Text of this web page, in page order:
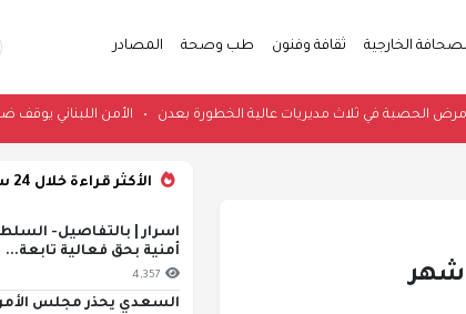
الخارجية ثقافة وفنون طب وصحة المصادر
ضد مرض الحصبة في ثلاث مديريات عالية الخطورة بعدن•الأمن
الأكثر قراءة خلال 24 ساعة
اسرار | بالتفاصيل-
أمنية بحق فعالية تابعة...
4,357
السعدي يحذر مجلس